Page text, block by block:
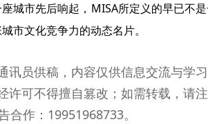
城市先后响起，MISA所定义的早已不
市文化竞争力的动态名片。
讯员供稿，内容仅供信息交流与学
许可不得擅自篡改；如需转载，请
合作：19951968733。